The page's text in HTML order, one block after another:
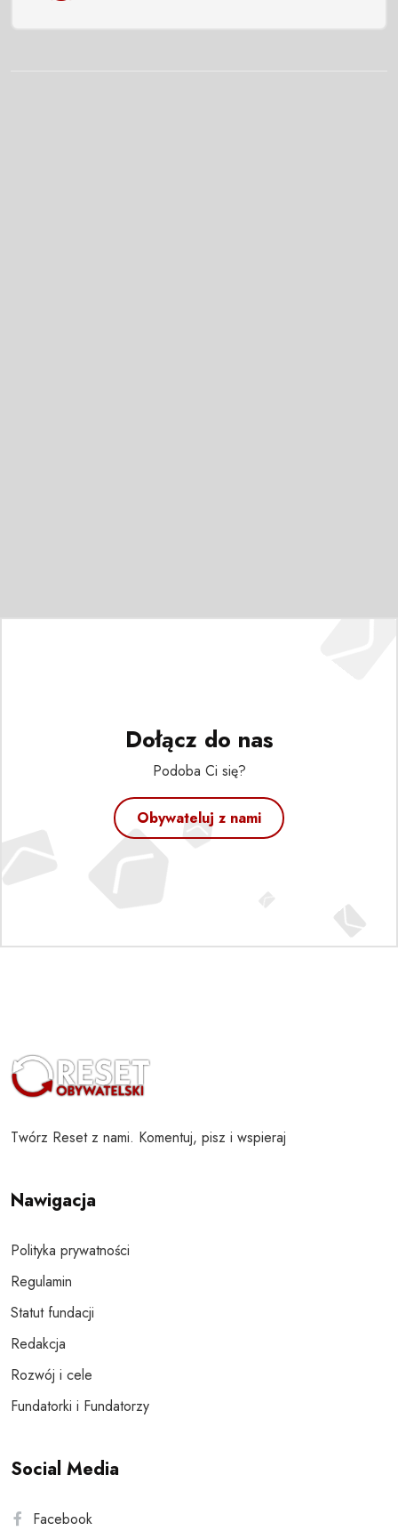
Dołącz do nas
Podoba Ci się?
Obywateluj z nami
Twórz Reset z nami. Komentuj, pisz i wspieraj
Nawigacja
Polityka prywatności
Regulamin
Statut fundacji
Redakcja
Rozwój i cele
Fundatorki i Fundatorzy
Social Media
Facebook